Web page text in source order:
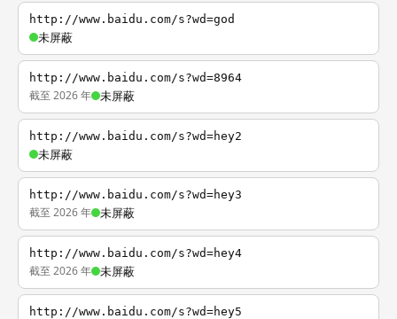
http://www.baidu.com/s?wd=god
未屏蔽
http://www.baidu.com/s?wd=8964
截至 2026 年 未屏蔽
http://www.baidu.com/s?wd=hey2
未屏蔽
http://www.baidu.com/s?wd=hey3
截至 2026 年 未屏蔽
http://www.baidu.com/s?wd=hey4
截至 2026 年 未屏蔽
http://www.baidu.com/s?wd=hey5